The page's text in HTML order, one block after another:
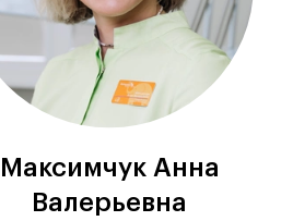
Максимчук Анна
Валерьевна